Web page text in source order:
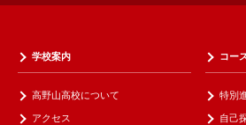
学校案内
高野山高校について
アクセス
コー
特別
自己